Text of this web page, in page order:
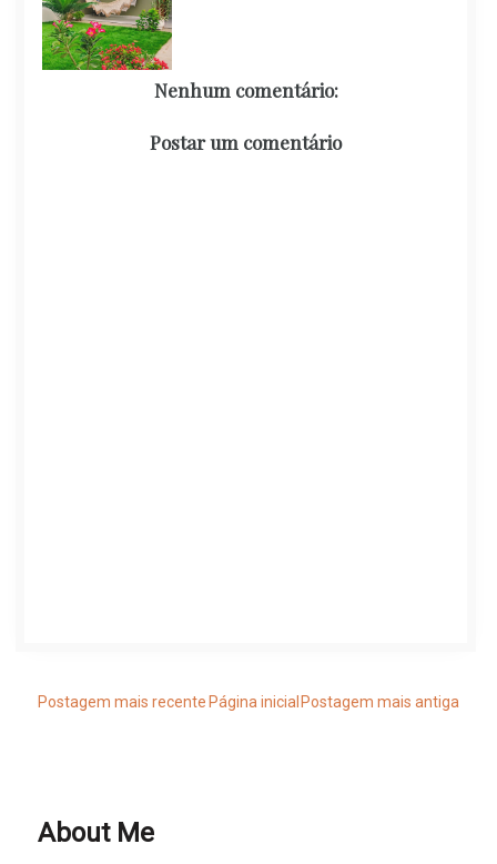
Nenhum comentário:
Postar um comentário
Postagem mais recente Postagem mais antiga
Página inicial
About Me